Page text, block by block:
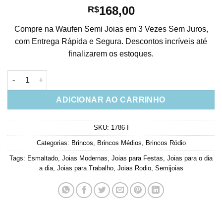
R$168,00
Compre na Waufen Semi Joias em 3 Vezes Sem Juros,
com Entrega Rápida e Segura. Descontos incríveis até
finalizarem os estoques.
Brinco Pizza De Baguetes Esmeralda Leitosas Lançamento
ADICIONAR AO CARRINHO
SKU: 1786-I
Categorias: Brincos Brincos Médios Brincos Ródio
Tags: Esmaltado Joias Modernas Joias para Festas Joias para o dia
a dia, Joias para Trabalho, Joias Rodio, Semijoias